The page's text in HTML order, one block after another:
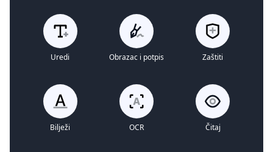
Uredi Obrazac i potpis Zaštiti
Bilježi OCR Čitaj